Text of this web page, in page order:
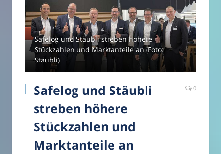
Safelog und Stäubli streben höhere
Stückzahlen und Marktanteile an (Foto:
Stäubli)
Safelog und Stäubli
streben höhere
Stückzahlen und
Marktanteile an
0